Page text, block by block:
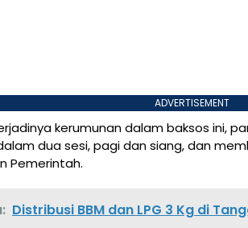
ADVERTISEMENT
kerumunan dalam baksos ini,
dua sesi, pagi dan siang, dan
Pemerintah.
Distribusi BBM dan LPG 3 Kg di